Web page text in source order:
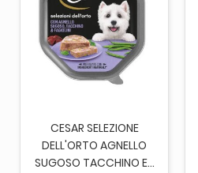
CESAR SELEZIONE
DELL'ORTO AGNELLO
SUGOSO TACCHINO E...